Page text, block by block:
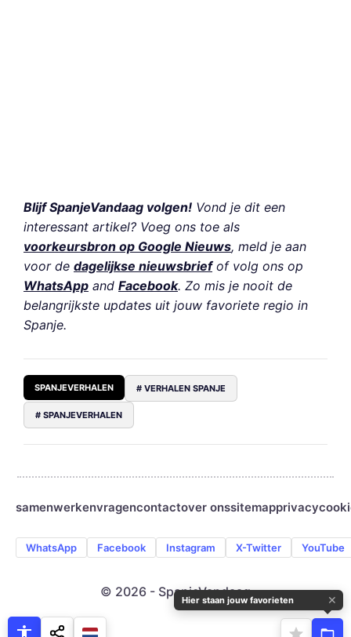
Blijf SpanjeVandaag volgen! Vond je dit een
interessant artikel? Voeg ons toe als
voorkeursbron op Google Nieuws, meld je aan
voor de dagelijkse nieuwsbriefof volg ons op
WhatsApp and Facebook. Zo mis je nooit de
belangrijkste updates uit jouw favoriete regio in
Spanje.
SPANJEVERHALEN # VERHALEN SPANJE
# SPANJEVERHALEN
samenwerkenvragencontactover onssitemapprivacy
WhatsApp Facebook Instagram X-Twitter YouTube
© 2026 - SpanjeVandaag
Hier staan jouw favorieten ✕